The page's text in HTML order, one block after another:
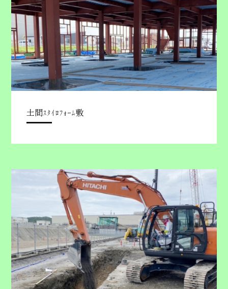
土間ｽﾀｲﾛﾌｫｰﾑ敷